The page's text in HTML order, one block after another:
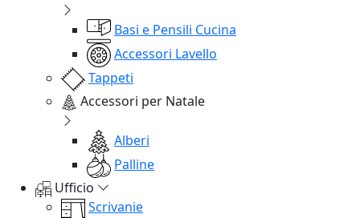
Basi e Pensili Cucina
Accessori Lavello
Tappeti
Accessori per Natale
Alberi
Palline
Ufficio
Scrivanie